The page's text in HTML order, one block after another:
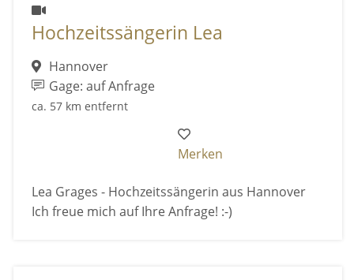
Hochzeitssängerin Lea
Hannover
Gage: auf Anfrage
ca. 57 km entfernt
Merken
Lea Grages - Hochzeitssängerin aus Hannover
Ich freue mich auf Ihre Anfrage! :-)